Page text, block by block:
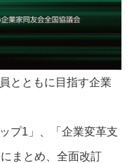
とともに目指す企業
プ1」、「企業変革支
まとめ、全面改訂